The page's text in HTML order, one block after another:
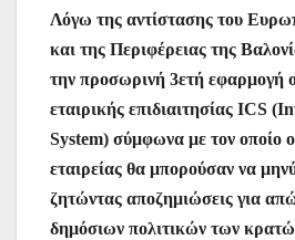
Λόγω της αντίστασης του
και της Περιφέρειας της
την προσωρινή 3ετή εφαρμογή
εταιρικής επιδιαιτησίας ICS
System) σύμφωνα με τον οποίο
εταιρείας θα μπορούσαν να
ζητώντας αποζημιώσεις για
δημόσιων πολιτικών των